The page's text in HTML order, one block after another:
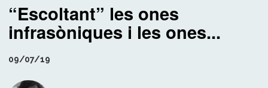
“Escoltant” les ones
infrasòniques i les ones...
09/07/19